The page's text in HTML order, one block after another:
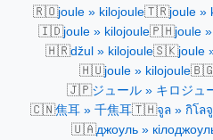
🇷🇴joule » kilojoule🇹🇷joule »
🇮🇩joule » kilojoule🇵🇭joule
🇭🇷džul » kilojoule🇸🇰joule
🇭🇺joule » kilojoule
🇯🇵ジュール » キロジュ
🇨🇳焦耳 » 千焦耳🇹🇭จูล » กิโล
🇺🇦джоуль »